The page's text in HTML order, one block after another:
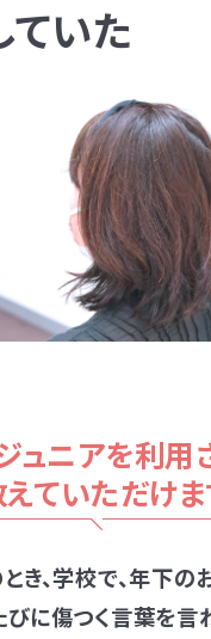
いた
ュニアを利用
ていただけま
き、学校で、年下の
に傷つく言葉を言